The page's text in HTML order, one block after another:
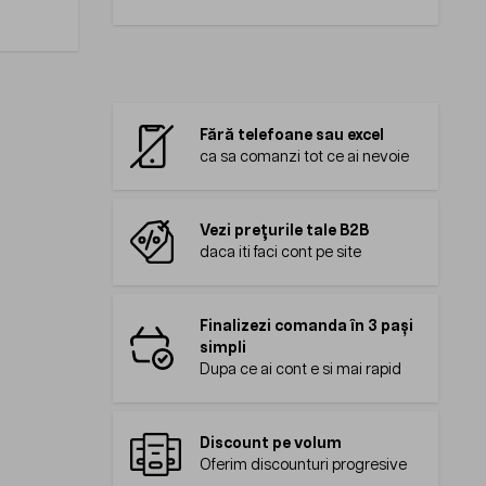
Fără telefoane sau excel
ca sa comanzi tot ce ai nevoie
Vezi prețurile tale B2B
daca iti faci cont pe site
Finalizezi comanda în 3 pași
simpli
Dupa ce ai cont e si mai rapid
Discount pe volum
Oferim discounturi progresive